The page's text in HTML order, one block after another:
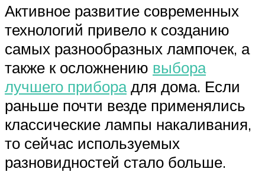
Активное развитие современных
технологий привело к созданию
самых разнообразных лампочек, а
также к осложнению выбора
лучшего приборадля дома. Если
раньше почти везде применялись
классические лампы накаливания,
то сейчас используемых
разновидностей стало больше.